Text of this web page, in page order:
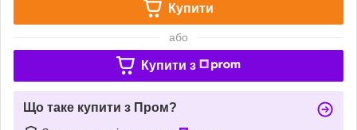
Купити
або
Купити з
Що таке купити з Пром?